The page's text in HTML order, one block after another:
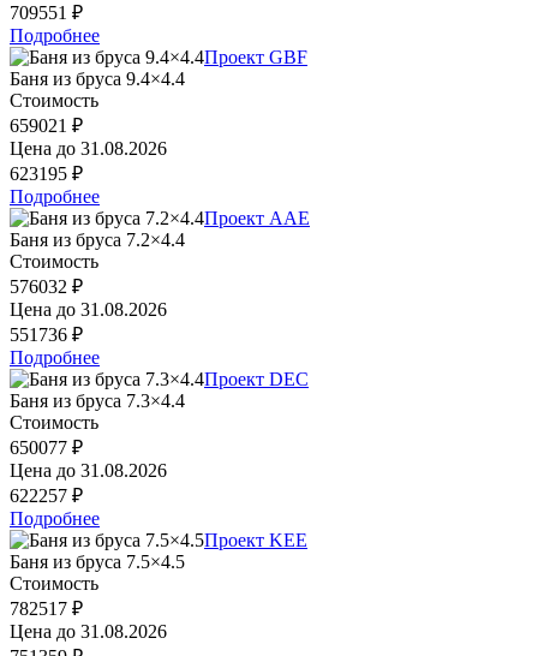
709551 ₽
Подробнее
Проект GBF
Баня из бруса 9.4×4.4
Стоимость
659021 ₽
Цена до 31.08.2026
623195 ₽
Подробнее
Проект AAE
Баня из бруса 7.2×4.4
Стоимость
576032 ₽
Цена до 31.08.2026
551736 ₽
Подробнее
Проект DEC
Баня из бруса 7.3×4.4
Стоимость
650077 ₽
Цена до 31.08.2026
622257 ₽
Подробнее
Проект KEE
Баня из бруса 7.5×4.5
Стоимость
782517 ₽
Цена до 31.08.2026